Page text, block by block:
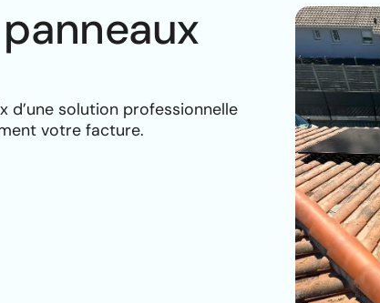
d’une solution professionnelle
votre facture.